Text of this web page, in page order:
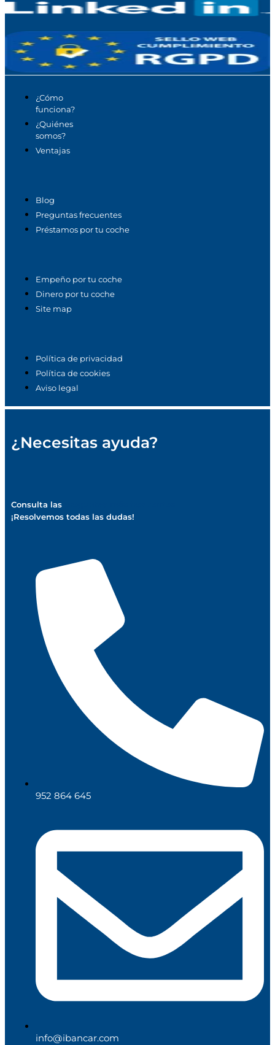
¿Cómo
funciona?
¿Quiénes
somos?
Ventajas
Blog
Preguntas frecuentes
Préstamos por tu coche
Empeño por tu coche
Dinero por tu coche
Site map
Política de privacidad
Política de cookies
Aviso legal
¿Necesitas ayuda?
Consulta las
¡Resolvemos todas las dudas!
952 864 645
info@ibancar.com